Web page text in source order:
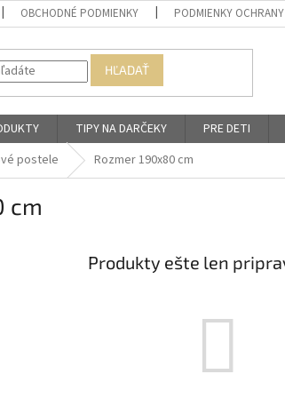
OBCHODNÉ PODMIENKY PODMIENKY OCHRANY
HĽADAŤ
TIPY NA DARČEKY PRE DETI
postele Rozmer 190x80 cm
cm
Produkty ešte len